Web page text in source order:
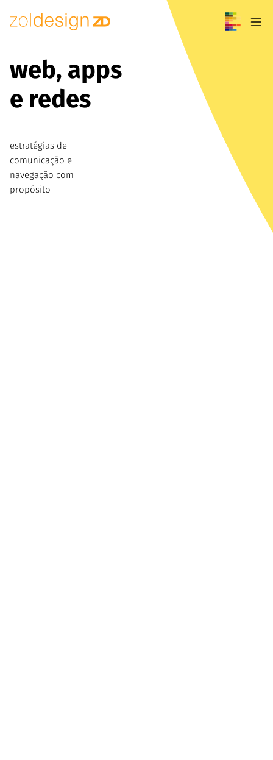
web, apps
e redes
estratégias de
comunicação e
navegação com
propósito